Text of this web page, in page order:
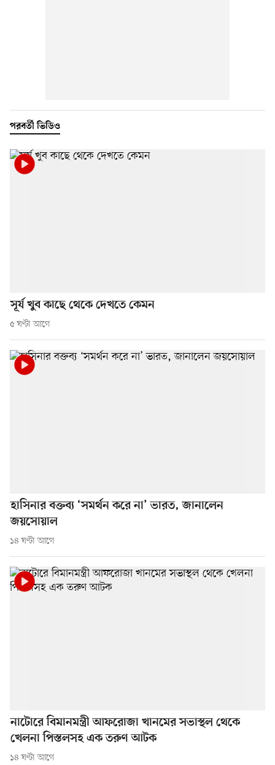
পরবর্তী ভিডিও
সূর্য খুব কাছে থেকে দেখতে কেমন
৫ ঘণ্টা আগে
হাসিনার বক্তব্য ‘সমর্থন করে না’ ভারত, জানালেন
জয়সোয়াল
১৪ ঘণ্টা আগে
নাটোরে বিমানমন্ত্রী আফরোজা খানমের সভাস্থল থেকে
খেলনা পিস্তলসহ এক তরুণ আটক
১৪ ঘণ্টা আগে